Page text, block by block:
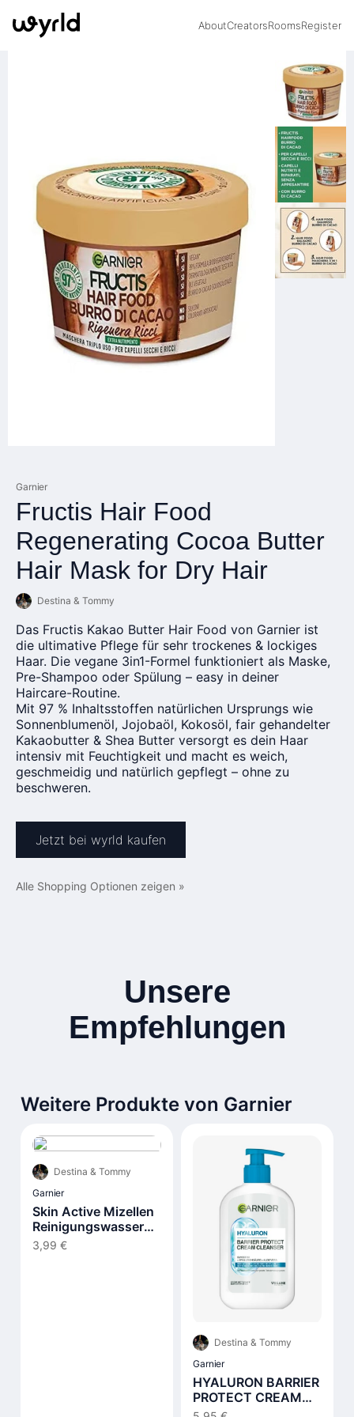
AboutCreatorsRoomsRegister
Garnier
Fructis Hair Food
Regenerating Cocoa Butter
Hair Mask for Dry Hair
Destina & Tommy
Das Fructis Kakao Butter Hair Food von Garnier ist
die ultimative Pflege für sehr trockenes & lockiges
Haar. Die vegane 3in1-Formel funktioniert als Maske,
Pre-Shampoo oder Spülung – easy in deiner
Haircare-Routine.
Mit 97 % Inhaltsstoffen natürlichen Ursprungs wie
Sonnenblumenöl, Jojobaöl, Kokosöl, fair gehandelter
Kakaobutter & Shea Butter versorgt es dein Haar
intensiv mit Feuchtigkeit und macht es weich,
geschmeidig und natürlich gepflegt – ohne zu
beschweren.
Jetzt bei wyrld kaufen
Alle Shopping Optionen zeigen »
Unsere
Empfehlungen
Weitere Produkte von Garnier
Destina & Tommy
Garnier
Skin Active Mizellen
Reinigungswasser
All-In-1 Waterproof
3,99 €
Destina & Tommy
Garnier
HYALURON BARRIER
PROTECT CREAM
CLEANSER -